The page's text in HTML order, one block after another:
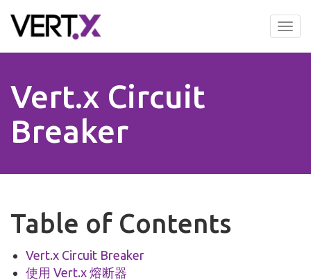
to
Vert.x Circuit
Breaker
Table of Contents
Vert.x Circuit Breaker
使用 Vert.x 熔断器